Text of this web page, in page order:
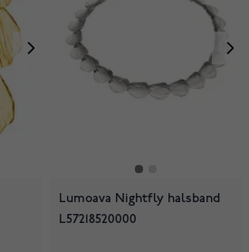
Lumoava Nightfly halsband
L57218520000